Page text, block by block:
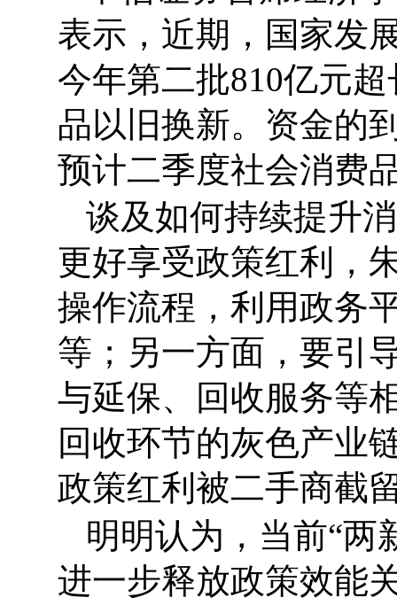
表示，近期，国家发
今年第二批810亿元
品以旧换新。资金的
预计二季度社会消费
谈及如何持续提升
更好享受政策红利，
操作流程，利用政务
等；另一方面，要引
与延保、回收服务等
回收环节的灰色产业
政策红利被二手商截
明明认为，当前“两
进一步释放政策效能